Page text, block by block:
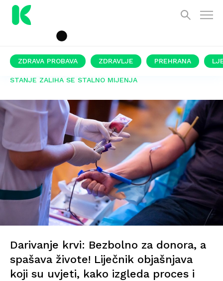
ZDRAVA PROBAVA ZDRAVLJE PREHRANA
STANJE ZALIHA SE STALNO MIJENJA
Darivanje krvi: Bezbolno za donora, a
spašava živote! Liječnik objašnjava
koji su uvjeti, kako izgleda proces i